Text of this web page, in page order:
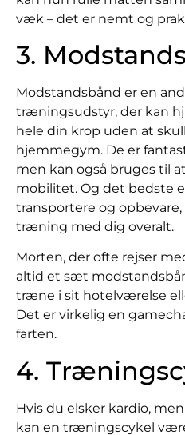
væk – det er nemt og
3.
Modstandsbånd er en
træningsudstyr, der kan
hele din krop uden at
hjemmegym. De er
men kan også bruges til
mobilitet. Og det bedste
transportere og
træning med dig overalt.
Morten, der ofte rejser
altid et sæt
træne i sit hotelværelse
Det er virkelig en
farten.
4.
Hvis du elsker kardio,
kan en træningscykel